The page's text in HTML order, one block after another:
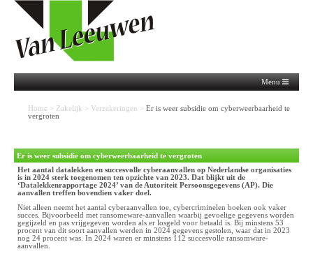
Menu
Home > Zakelijk > Verzekeringen > Er is weer subsidie om cyberweerbaarheid te
vergroten
Er is weer subsidie om cyberweerbaarheid te vergroten
Het aantal datalekken en succesvolle cyberaanvallen op Nederlandse organisaties
is in 2024 sterk toegenomen ten opzichte van 2023. Dat blijkt uit de
‘Datalekkenrapportage 2024’ van de Autoriteit Persoonsgegevens (AP). Die
aanvallen treffen bovendien vaker doel.
Niet alleen neemt het aantal cyberaanvallen toe, cybercriminelen boeken ook vaker
succes. Bijvoorbeeld met ransomeware-aanvallen waarbij gevoelige gegevens worden
gegijzeld en pas vrijgegeven worden als er losgeld voor betaald is. Bij minstens 53
procent van dit soort aanvallen werden in 2024 gegevens gestolen, waar dat in 2023
nog 24 procent was. In 2024 waren er minstens 112 succesvolle ransomware-
aanvallen.